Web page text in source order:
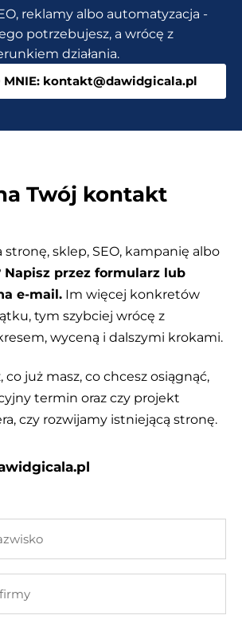
reklamy albo automatyzacja -
potrzebujesz, a wrócę z
działania.
MNIE: kontakt@dawidgicala.pl
Twój kontakt
stronę, sklep, SEO, kampanię albo
Napisz przez formularz lub
e-mail. Im więcej konkretów
tym szybciej wrócę z
wyceną i dalszymi krokami.
co już masz, co chcesz osiągnąć,
termin oraz czy projekt
czy rozwijamy istniejącą stronę.